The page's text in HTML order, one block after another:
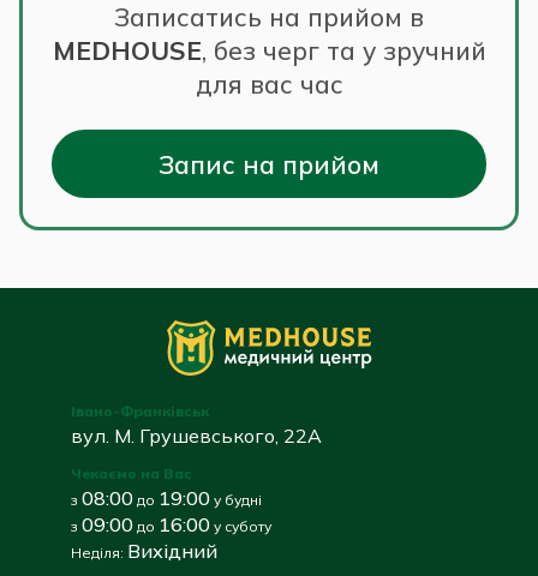
Записатись на прийом в
MEDHOUSE, без черг та у зручний
для вас час
Запис на прийом
Івано-Франківськ
вул. М. Грушевського, 22А
Чекаємо на Вас
з 08:00 до 19:00 у будні
з 09:00 до 16:00 у суботу
Неділя: Вихідний